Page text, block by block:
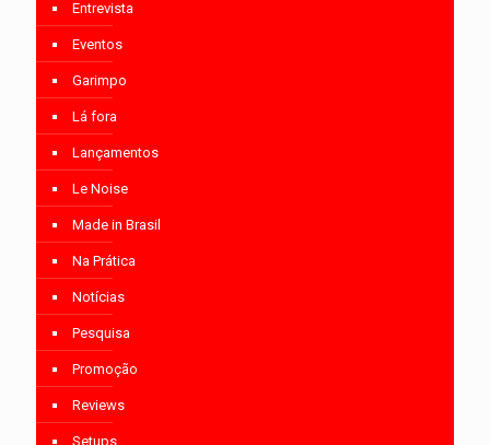
Entrevista
Eventos
Garimpo
Lá fora
Lançamentos
Le Noise
Made in Brasil
Na Prática
Notícias
Pesquisa
Promoção
Reviews
Setups